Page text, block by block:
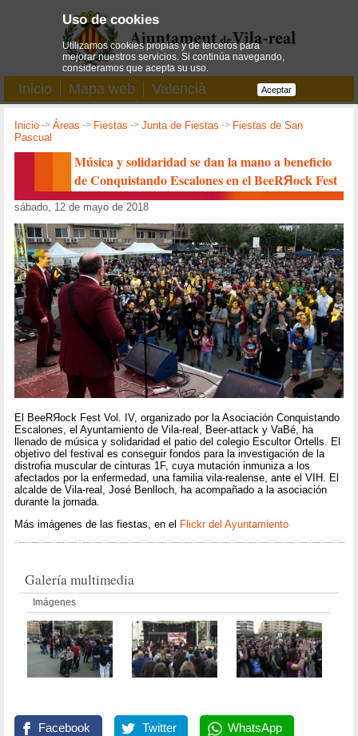
Inicio Mapa web Valencià
Inicio ->Áreas -> Fiestas ->Junta de Fiestas -> Fiestas de San
Pascual
Música y solidaridad se dan la mano a beneficio
de Conquistando Escalones en el BeeRЯock Fest
sábado, 12 de mayo de 2018
El BeeRЯock Fest Vol. IV, organizado por la Asociación Conquistando
Escalones, el Ayuntamiento de Vila-real, Beer-attack y VaBé, ha
llenado de música y solidaridad el patio del colegio Escultor Ortells. El
objetivo del festival es conseguir fondos para la investigación de la
distrofia muscular de cinturas 1F, cuya mutación inmuniza a los
afectados por la enfermedad, una familia vila-realense, ante el VIH. El
alcalde de Vila-real, José Benlloch, ha acompañado a la asociación
durante la jornada.
Más imágenes de las fiestas, en el Flickr del Ayuntamiento
Galería multimedia
Imágenes
Facebook Twitter WhatsApp
Uso de cookies
Utilizamos cookies propias y de terceros para
mejorar nuestros servicios. Si continúa navegando,
consideramos que acepta su uso.
Aceptar